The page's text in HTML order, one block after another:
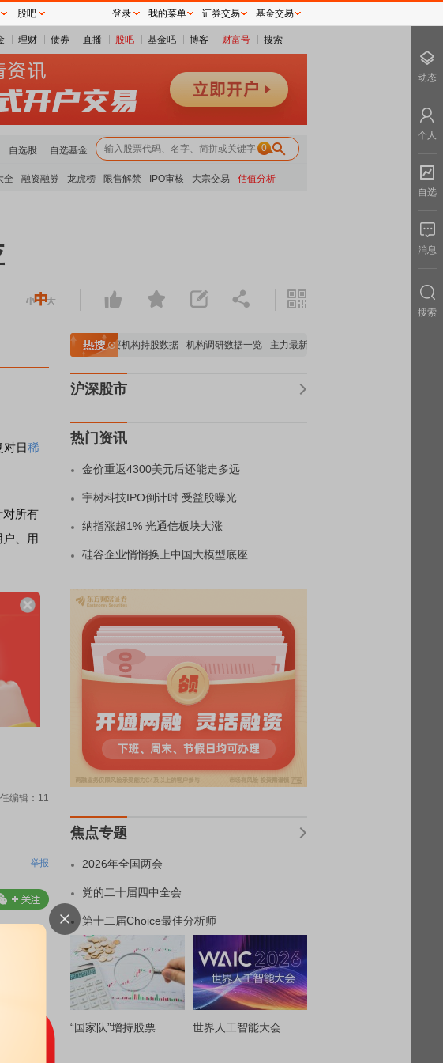
理财 债券 直播 股吧 基金吧 博客 财富号 搜索
自选股 自选基金 0
全 融资融券 龙虎榜 限售解禁 IPO审核 大宗交易 估值分析
日稀
所有
、用
编辑：11
举报
A股估值分析全览 重要机构持股数据 机构调研数据一览 主力最新动向
沪深股市
热门资讯
金价重返4300美元后还能走多远
宇树科技IPO倒计时 受益股曝光
纳指涨超1% 光通信板块大涨
硅谷企业悄悄换上中国大模型底座
焦点专题
2026年全国两会
党的二十届四中全会
第十二届Choice最佳分析师
“国家队”增持股票 世界人工智能大会
股吧 登录 我的菜单 证券交易 基金交易
动态
个人
自选
消息
搜索